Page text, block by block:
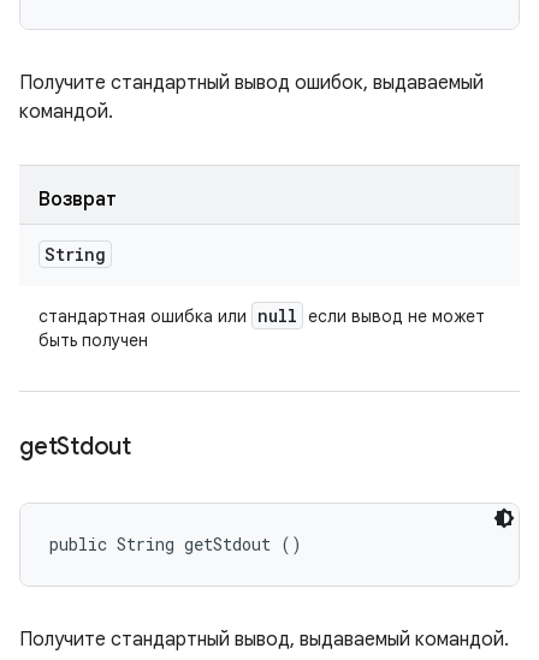
Получите стандартный вывод ошибок, выдаваемый
командой.
Возврат
String
стандартная ошибка или null если вывод не может
быть получен
getStdout
public String getStdout ()
Получите стандартный вывод, выдаваемый командой.